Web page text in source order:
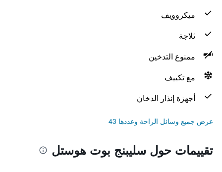
ميكروويف
ثلاجة
ممنوع التدخين
مع تكييف
أجهزة إنذار الدخان
عرض جميع وسائل الراحة وعددها 43
تقييمات حول سليبنج بوت هوستل